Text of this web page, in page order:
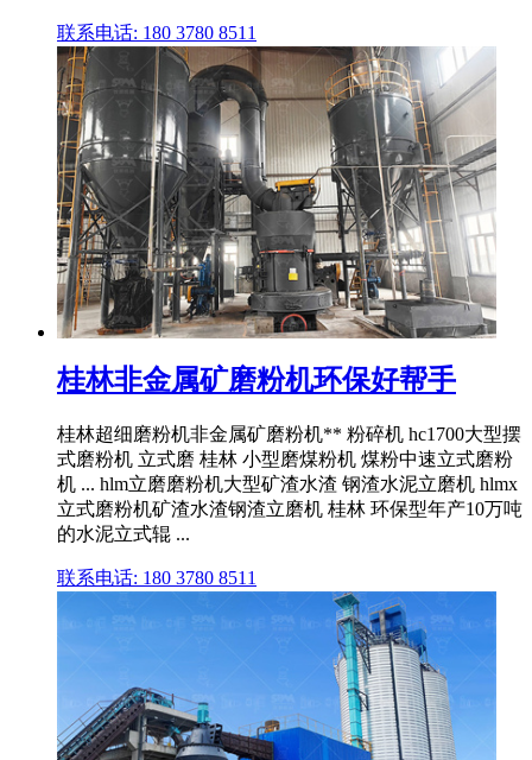
联系电话: 180 3780 8511
桂林非金属矿磨粉机环保好帮手
桂林超细磨粉机非金属矿磨粉机** 粉碎机 hc1700大型摆
式磨粉机 立式磨 桂林 小型磨煤粉机 煤粉中速立式磨粉
机 ... hlm立磨磨粉机大型矿渣水渣 钢渣水泥立磨机 hlmx
立式磨粉机矿渣水渣钢渣立磨机 桂林 环保型年产10万吨
的水泥立式辊 ...
联系电话: 180 3780 8511